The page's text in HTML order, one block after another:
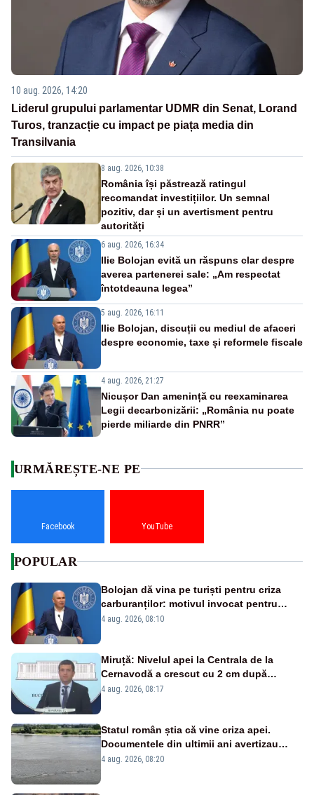
10 aug. 2026, 14:20
Liderul grupului parlamentar UDMR din Senat, Lorand
Turos, tranzacție cu impact pe piața media din
Transilvania
8 aug. 2026, 10:38
România își păstrează ratingul
recomandat investițiilor. Un semnal
pozitiv, dar și un avertisment pentru
autorități
6 aug. 2026, 16:34
Ilie Bolojan evită un răspuns clar despre
averea partenerei sale: „Am respectat
întotdeauna legea”
5 aug. 2026, 16:11
Ilie Bolojan, discuții cu mediul de afaceri
despre economie, taxe și reformele fiscale
4 aug. 2026, 21:27
Nicușor Dan amenință cu reexaminarea
Legii decarbonizării: „România nu poate
pierde miliarde din PNRR”
URMĂREȘTE-NE PE
Facebook YouTube
POPULAR
Bolojan dă vina pe turiști pentru criza
carburanților: motivul invocat pentru
scumpirile de la pompă
4 aug. 2026, 08:10
Miruță: Nivelul apei la Centrala de la
Cernavodă a crescut cu 2 cm după
intervenția de pe Brațul Bala
4 aug. 2026, 08:17
Statul român știa că vine criza apei.
Documentele din ultimii ani avertizau
asupra pericolului
4 aug. 2026, 08:20